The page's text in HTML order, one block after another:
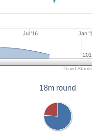
Jul '16 Jan
David
18m round